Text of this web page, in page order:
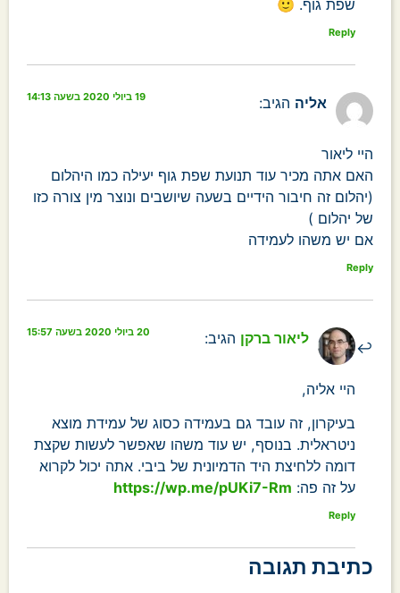
שפת גוף. 🙂
Reply
אליה הגיב: 19 ביולי 2020 בשעה 14:13
היי ליאור
האם אתה מכיר עוד תנועת שפת גוף יעילה כמו היהלום
(יהלום זה חיבור הידיים בשעה שיושבים ונוצר מין צורה כזו
של יהלום )
אם יש משהו לעמידה
Reply
ליאור ברקן הגיב: 20 ביולי 2020 בשעה 15:57
היי אליה,
בעיקרון, זה עובד גם בעמידה כסוג של עמידת מוצא
ניטראלית. בנוסף, יש עוד משהו שאפשר לעשות שקצת
דומה ללחיצת היד הדמיונית של ביבי. אתה יכול לקרוא
על זה פה: https://wp.me/pUKi7-Rm
Reply
כתיבת תגובה